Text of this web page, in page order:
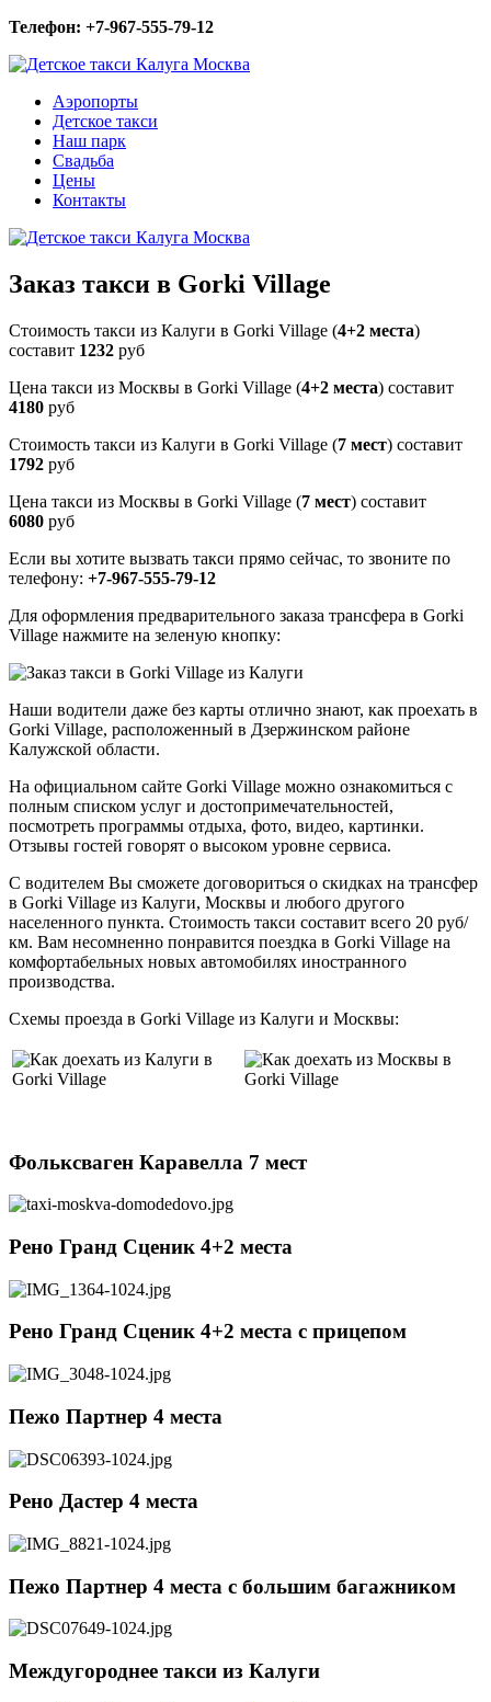
Телефон: +7-967-555-79-12
Аэропорты
Детское такси
Наш парк
Свадьба
Цены
Контакты
Заказ такси в Gorki Village
Стоимость такси из Калуги в Gorki Village (4+2 места)
составит 1232 руб
Цена такси из Москвы в Gorki Village (4+2 места) составит
4180 руб
Стоимость такси из Калуги в Gorki Village (7 мест) составит
1792 руб
Цена такси из Москвы в Gorki Village (7 мест) составит
6080 руб
Если вы хотите вызвать такси прямо сейчас, то звоните по
телефону: +7-967-555-79-12
Для оформления предварительного заказа трансфера в Gorki
Village нажмите на зеленую кнопку:
Наши водители даже без карты отлично знают, как проехать в
Gorki Village, расположенный в Дзержинском районе
Калужской области.
На официальном сайте Gorki Village можно ознакомиться с
полным списком услуг и достопримечательностей,
посмотреть программы отдыха, фото, видео, картинки.
Отзывы гостей говорят о высоком уровне сервиса.
С водителем Вы сможете договориться о скидках на трансфер
в Gorki Village из Калуги, Москвы и любого другого
населенного пункта. Стоимость такси составит всего 20 руб/
км. Вам несомненно понравится поездка в Gorki Village на
комфортабельных новых автомобилях иностранного
производства.
Схемы проезда в Gorki Village из Калуги и Москвы:
Фольксваген Каравелла 7 мест
Рено Гранд Сценик 4+2 места
Рено Гранд Сценик 4+2 места c прицепом
Пежо Партнер 4 места
Рено Дастер 4 места
Пежо Партнер 4 места с большим багажником
Междугороднее такси из Калуги